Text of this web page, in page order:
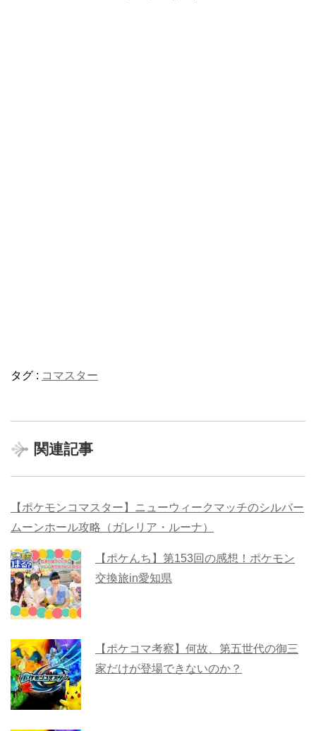
タグ : コマスター
関連記事
【ポケモンコマスター】ニューウィークマッチのシルバー
ムーンホール攻略（ガレリア・ルーナ）
【ポケんち】第153回の感想！ポケモン
交換旅in愛知県
【ポケコマ考察】何故、第五世代の御三
家だけが登場できないのか？